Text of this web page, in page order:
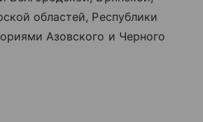
областей, Республики
Азовского и Черного